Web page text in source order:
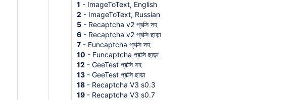
1 - ImageToText, English
2 - ImageToText, Russian
5 - Recaptcha v2 প্রক্সি সহ
6 - Recaptcha v2 প্রক্সি ছাড়া
7 - Funcaptcha প্রক্সি সহ
10 - Funcaptcha প্রক্সি ছাড়া
12 - GeeTest প্রক্সি সহ
13 - GeeTest প্রক্সি ছাড়া
18 - Recaptcha V3 s0.3
19 - Recaptcha V3 s0.7